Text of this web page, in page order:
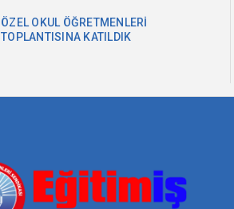
ÖZEL OKUL ÖĞRETMENLERİ
TOPLANTISINA KATILDIK